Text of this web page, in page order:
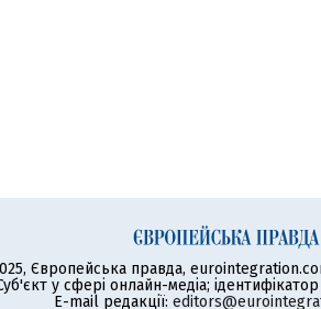
Європейська правда,
у сфері онлайн-медіа;
E-mail редакції: